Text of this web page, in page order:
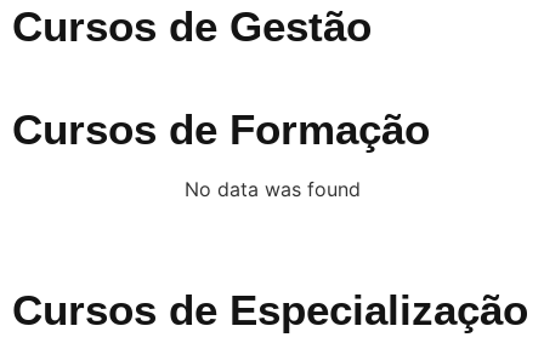
Cursos de Gestão
Cursos de Formação
No data was found
Cursos de Especialização